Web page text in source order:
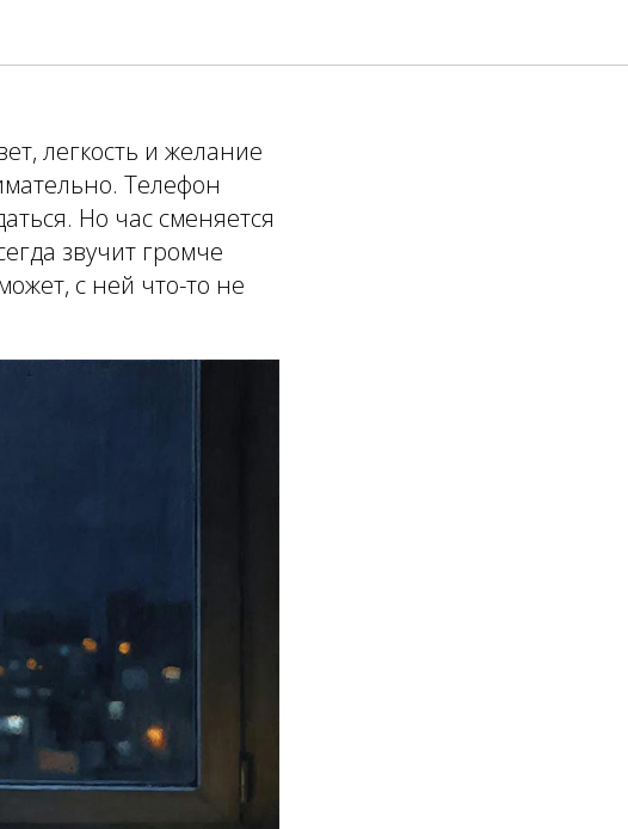
легкость и желание
Телефон
Но час сменяется
звучит громче
с ней что-то не